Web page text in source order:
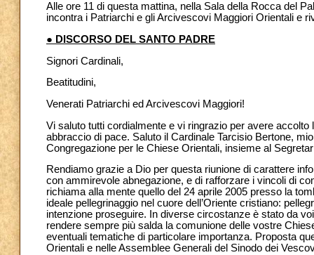
Alle ore 11 di questa mattina, nella Sala della Rocca del
incontra i Patriarchi e gli Arcivescovi Maggiori Orientali e
● DISCORSO DEL SANTO PADRE
Signori Cardinali,
Beatitudini,
Venerati Patriarchi ed Arcivescovi Maggiori!
Vi saluto tutti cordialmente e vi ringrazio per avere
abbraccio di pace. Saluto il Cardinale Tarcisio Bertone,
Congregazione per le Chiese Orientali, insieme al
Rendiamo grazie a Dio per questa riunione di carattere
con ammirevole abnegazione, e di rafforzare i vincoli di
richiama alla mente quello del 24 aprile 2005 presso la
ideale pellegrinaggio nel cuore dell’Oriente cristiano:
intenzione proseguire. In diverse circostanze è stato da
rendere sempre più salda la comunione delle vostre
eventuali tematiche di particolare importanza. Proposta
Orientali e nelle Assemblee Generali del Sinodo dei